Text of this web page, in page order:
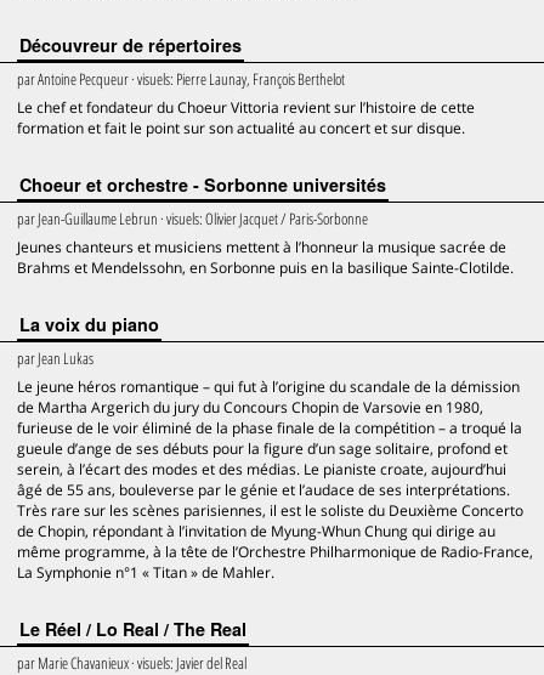
Découvreur de répertoires
parAntoine Pecqueur· visuels: Pierre Launay, François Berthelot
Le chef et fondateur du Choeur Vittoria revient sur l’histoire de cette
formation et fait le point sur son actualité au concert et sur disque.
Choeur et orchestre - Sorbonne universités
parJean-Guillaume Lebrun · visuels:Olivier Jacquet / Paris-Sorbonne
Jeunes chanteurs et musiciens mettent à l’honneur la musique sacrée de
Brahms et Mendelssohn, en Sorbonne puis en la basilique Sainte-Clotilde.
La voix du piano
parJean Lukas
Le jeune héros romantique – qui fut à l’origine du scandale de la démission
de Martha Argerich du jury du Concours Chopin de Varsovie en 1980,
furieuse de le voir éliminé de la phase finale de la compétition – a troqué la
gueule d’ange de ses débuts pour la figure d’un sage solitaire, profond et
serein, à l’écart des modes et des médias. Le pianiste croate, aujourd’hui
âgé de 55 ans, bouleverse par le génie et l’audace de ses interprétations.
Très rare sur les scènes parisiennes, il est le soliste du Deuxième Concerto
de Chopin, répondant à l’invitation de Myung-Whun Chung qui dirige au
même programme, à la tête de l’Orchestre Philharmonique de Radio-France,
La Symphonie n°1 « Titan » de Mahler.
Le Réel / Lo Real / The Real
parMarie Chavanieux· visuels: Javier del Real